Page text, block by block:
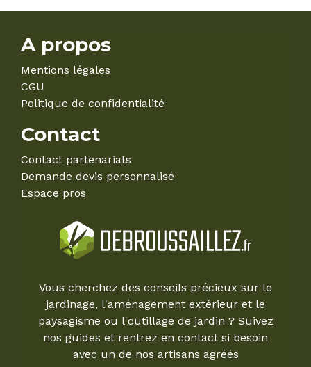
A propos
Mentions légales
CGU
Politique de confidentialité
Contact
Contact partenariats
Demande devis personnalisé
Espace pros
Vous cherchez des conseils précieux sur le
jardinage, l'aménagement extérieur et le
paysagisme ou l'outillage de jardin ? Suivez
nos guides et rentrez en contact si besoin
avec un de nos artisans agréés